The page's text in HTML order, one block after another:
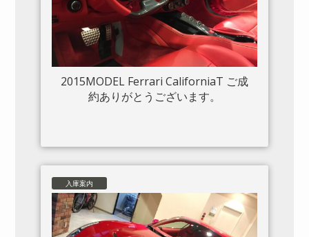
2015MODEL Ferrari CaliforniaT ご成
約ありがとうございます。
入庫案内